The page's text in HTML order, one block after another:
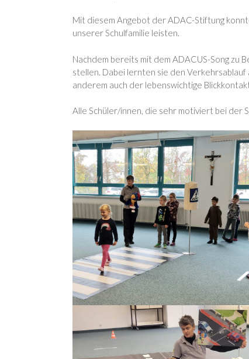
Mit diesem Angebot der ADAC-Stiftung
unserer Schulfamilie leisten.
Nachdem bereits mit dem ADACUS-Song zu
stellen. Dabei lernten sie den
anderem auch der lebenswichtige
Alle Schüler/innen, die sehr motiviert bei der